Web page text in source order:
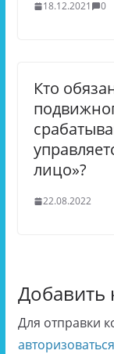
18.12.2021 0
Кто
лицо»?
22.08.2022
Добавить
Для отправки
авторизоваться